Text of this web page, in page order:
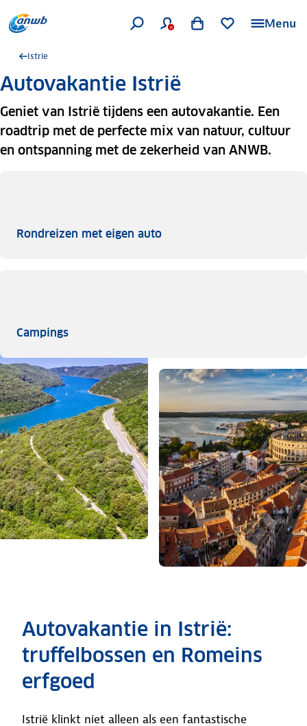
Menu
Istrie
Autovakantie Istrië
Geniet van Istrië tijdens een autovakantie. Een
roadtrip met de perfecte mix van natuur, cultuur
en ontspanning met de zekerheid van ANWB.
Rondreizen met eigen autoRondreizen met eigen auto
CampingsCampings
Autovakantie in Istrië:
truffelbossen en Romeins
erfgoed
Istrië klinkt niet alleen als een fantastische